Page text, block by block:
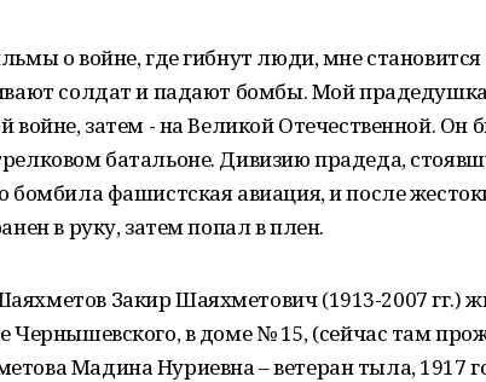
о войне, где гибнут люди, мне
солдат и падают бомбы. Мой
войне, затем - на Великой Отечественной. Он
батальоне. Дивизию прадеда,
бомбила фашистская авиация, и после
в руку, затем попал в плен.
Закир Шаяхметович (1913-2007 гг.)
Чернышевского, в доме № 15, (сейчас там
Мадина Нуриевна – ветеран тыла, 1917